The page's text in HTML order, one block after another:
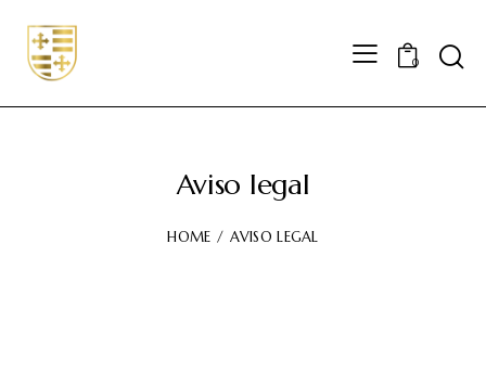
0
Aviso legal
HOME AVISO LEGAL